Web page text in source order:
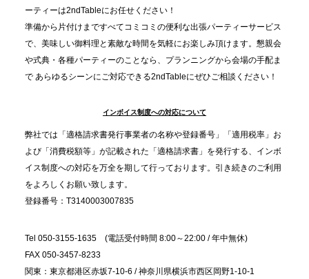
2025.11.21
プレスリリースのご案内｜忘年会は“移動時間ゼロ
分”の時代へ。法人注文が前年比5倍に伸びた「宅配
オードブル」が提案する、新しい乾杯文化
プレスリリースのご案内｜職場で完結する“忘年会・
納会ケータリング”が人気。幹事負担を軽減し、社内
コミュニケーションを促進
ーティーは2ndTableにお任せください！
準備から片付けまですべてコミコミの便利な出張パーティーサービス
で、美味しい御料理と素敵な時間を気軽にお楽しみ頂けます。懇親会
や式典・各種パーティーのことなら、プランニングから会場の手配ま
で あらゆるシーンにご対応できる2ndTableにぜひご相談ください！
インボイス制度への対応について
弊社では「適格請求書発行事業者の名称や登録番号」「適用税率」お
よび「消費税額等」が記載された「適格請求書」を発行する、インボ
イス制度への対応を万全を期して行っております。引き続きのご利用
をよろしくお願い致します。
登録番号：T3140003007835
Tel 050-3155-1635 (電話受付時間 8:00～22:00 / 年中無休)
FAX 050-3457-8233
関東：東京都港区赤坂7-10-6 / 神奈川県横浜市西区岡野1-10-1